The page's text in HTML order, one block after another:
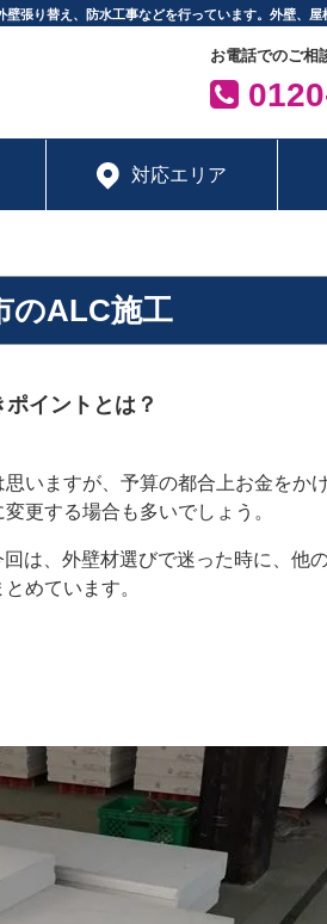
張り替え、防水工事などを行っています。外壁、
お電話でのご相
対応エリア
のALC施工
イントとは？
いますが、予算の都合上お金をか
更する場合も多いでしょう。
は、外壁材選びで迷った時に、他
めています。